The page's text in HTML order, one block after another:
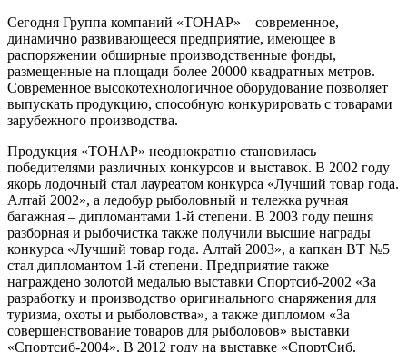
Сегодня Группа компаний «ТОНАР» – современное,
динамично развивающееся предприятие, имеющее в
распоряжении обширные производственные фонды,
размещенные на площади более 20000 квадратных метров.
Современное высокотехнологичное оборудование позволяет
выпускать продукцию, способную конкурировать с товарами
зарубежного производства.
Продукция «ТОНАР» неоднократно становилась
победителями различных конкурсов и выставок. В 2002 году
якорь лодочный стал лауреатом конкурса «Лучший товар года.
Алтай 2002», а ледобур рыболовный и тележка ручная
багажная – дипломантами 1-й степени. В 2003 году пешня
разборная и рыбочистка также получили высшие награды
конкурса «Лучший товар года. Алтай 2003», а капкан ВТ №5
стал дипломантом 1-й степени. Предприятие также
награждено золотой медалью выставки Спортсиб-2002 «За
разработку и производство оригинального снаряжения для
туризма, охоты и рыболовства», а также дипломом «За
совершенствование товаров для рыболовов» выставки
«Спортсиб-2004». В 2012 году на выставке «СпортСиб.